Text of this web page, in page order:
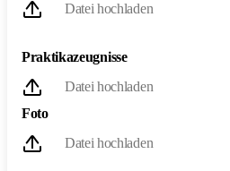
Datei hochladen
Praktikazeugnisse
Datei hochladen
Foto
Datei hochladen